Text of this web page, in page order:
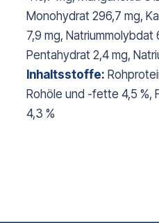
Monohydrat 296,7 mg,
7,9 mg,
Pentahydrat 2,4 mg,
Inhaltsstoffe:
Rohöle und -fette 4,5 %,
4,3 %